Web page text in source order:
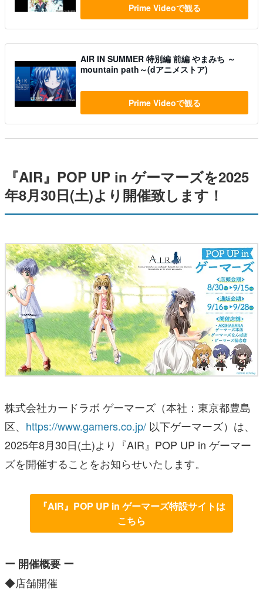
Prime Videoで観る
AIR IN SUMMER 特別編 前編 やまみち ～
mountain path～(dアニメストア)
Prime Videoで観る
『AIR』POP UP in ゲーマーズを2025
年8月30日(土)より開催致します！
株式会社カードラボ ゲーマーズ（本社：東京都豊島
区、 https://www.gamers.co.jp/ 以下ゲーマーズ）は、
2025年8月30日(土)より『AIR』POP UP in ゲーマー
ズを開催することをお知らせいたします。
『AIR』POP UP in ゲーマーズ特設サイトは
こちら
ー 開催概要 ー
◆店舗開催